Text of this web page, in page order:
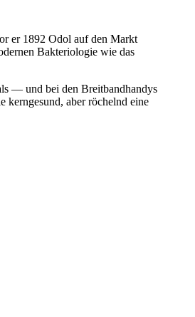
er 1892 Odol auf den Markt
Bakteriologie wie das
— und bei den Breitbandhandys
kerngesund, aber röchelnd eine